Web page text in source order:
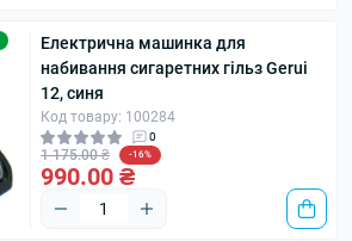
Електрична машинка для
набивання сигаретних гільз Gerui
12, синя
Код товару: 100284
0
1 175.00 ₴ -16%
990.00 ₴